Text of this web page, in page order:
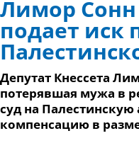
Лимор
подает иск
Депутат Кнессета
потерявшая мужа в
суд на
компенсацию в